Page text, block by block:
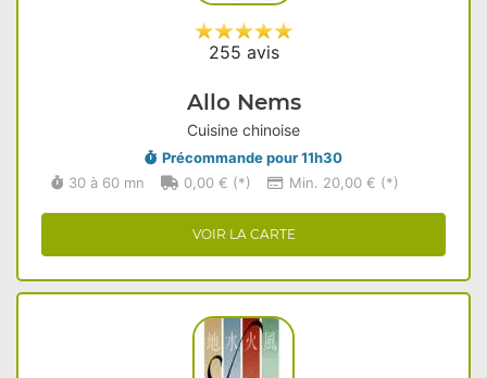
255 avis
Allo Nems
Cuisine chinoise
Précommande pour 11h30
30 à 60 mn
0,00 € (*) Min. 20,00 € (*)
VOIR LA CARTE